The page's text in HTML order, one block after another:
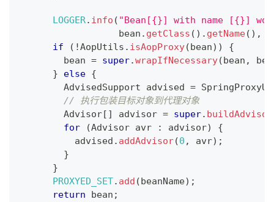
LOGGER. info ( "Bean[{}] with name [{}]
                  bean
. getClass ( ) . getName( ) ,
if
( !AopUtils . isAopProxy(bean) )
{
        bean
= super.wrapIfNecessary(bean ,
}
else {
AdvisedSupport advised =
// 执行包装目标对象到代理对象
Advisor[ ] advisor = super.
for
(Advisor avr : advisor)
{
          advised
. addAdvisor(0 , avr) ;
}
}
PROXYED_SET. add (beanName) ;
return bean ;